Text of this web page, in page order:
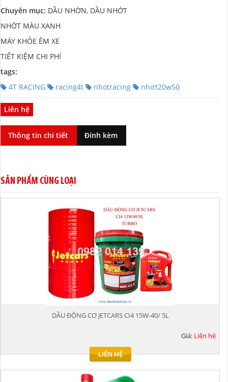
Chuyên mục: DẦU NHỜN, DẦU NHỚT
NHỚT MÀU XANH
MÁY KHỎE ÊM XE
TIẾT KIỆM CHI PHÍ
tags:
4T RACING
racing4t nhotracing nhơt20w50
Liên hệ
Thông tin chi tiết Đính kèm
SẢN PHẨM CÙNG LOẠI
DẦU ĐỘNG CƠ JETCARS CI4 15W-40/ 5L
Giá: Liên hệ
LIÊN HỆ